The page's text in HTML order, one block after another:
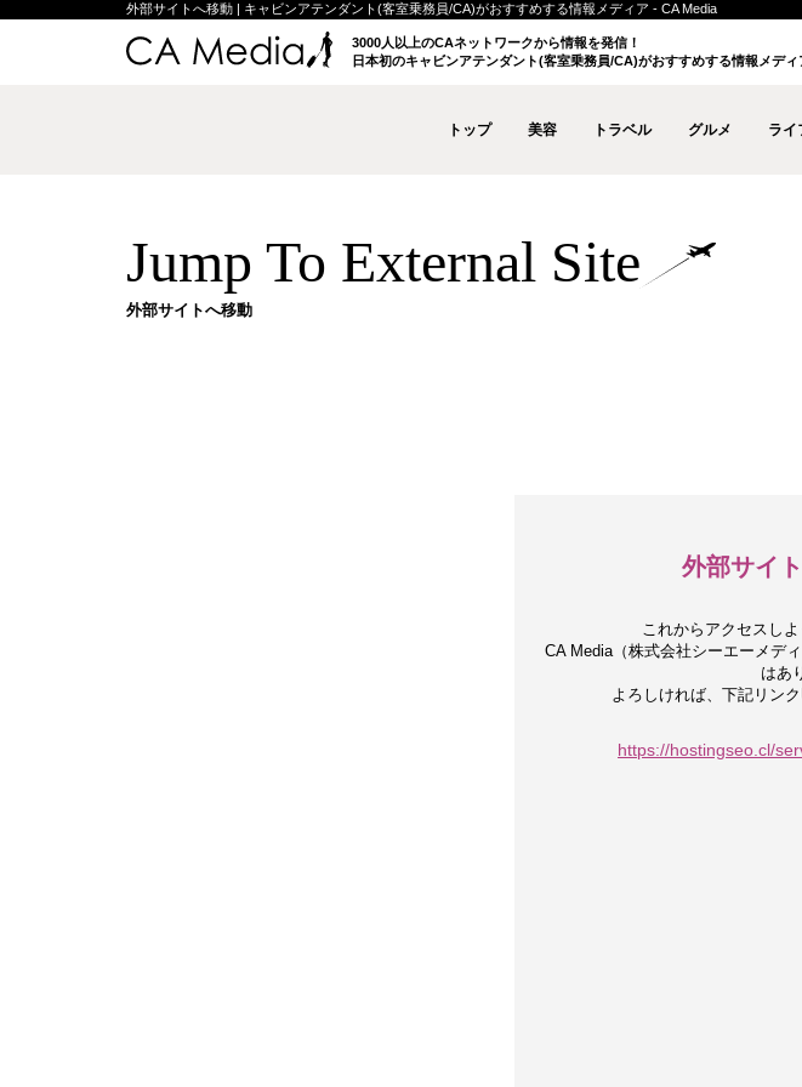
外部サイトへ移動 | キャビンアテンダント(客室乗務員/CA)がおすすめする情報メディア - CA Media
3000人以上のCAネットワークから情報を発信！
日本初のキャビンアテンダント(客室乗務員/CA)がおすすめする情報メディ
トップ 美容 トラベル グルメ ライ
Jump To External Site
外部サイトへ移動
外部サイ
これからアクセスし
CA Media（株式会社シーエーメデ
はあ
よろしければ、下記リン
https://hostingseo.cl/